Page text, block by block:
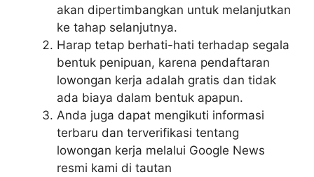
akan dipertimbangkan untuk melanjutkan
ke tahap selanjutnya.
Harap tetap berhati-hati terhadap segala
bentuk penipuan, karena pendaftaran
lowongan kerja adalah gratis dan tidak
ada biaya dalam bentuk apapun.
Anda juga dapat mengikuti informasi
terbaru dan terverifikasi tentang
lowongan kerja melalui Google News
resmi kami di tautan